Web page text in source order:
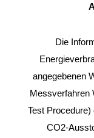
Die
angegebenen
Messverfahren
Test
CO2-